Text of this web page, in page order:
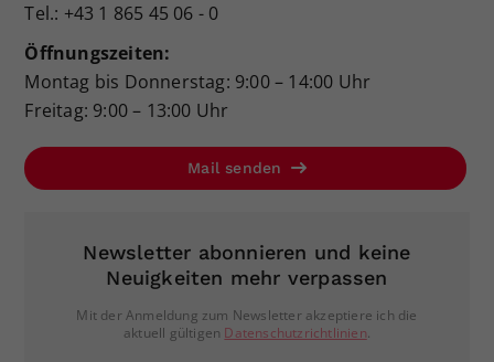
Tel.: +43 1 865 45 06 - 0
Öffnungszeiten:
Montag bis Donnerstag: 9:00 – 14:00 Uhr
Freitag: 9:00 – 13:00 Uhr
Mail senden
Newsletter abonnieren und keine
Neuigkeiten mehr verpassen
Mit der Anmeldung zum Newsletter akzeptiere ich die
aktuell gültigen Datenschutzrichtlinien.